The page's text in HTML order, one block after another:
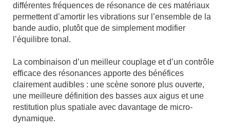
différentes fréquences de résonance de ces matériaux
permettent d’amortir les vibrations sur l’ensemble de la
bande audio, plutôt que de simplement modifier
l’équilibre tonal.
La combinaison d’un meilleur couplage et d’un contrôle
efficace des résonances apporte des bénéfices
clairement audibles : une scène sonore plus ouverte,
une meilleure définition des basses aux aigus et une
restitution plus spatiale avec davantage de micro-
dynamique.